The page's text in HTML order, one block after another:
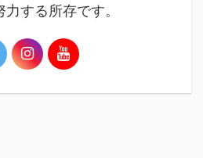
する所存です。